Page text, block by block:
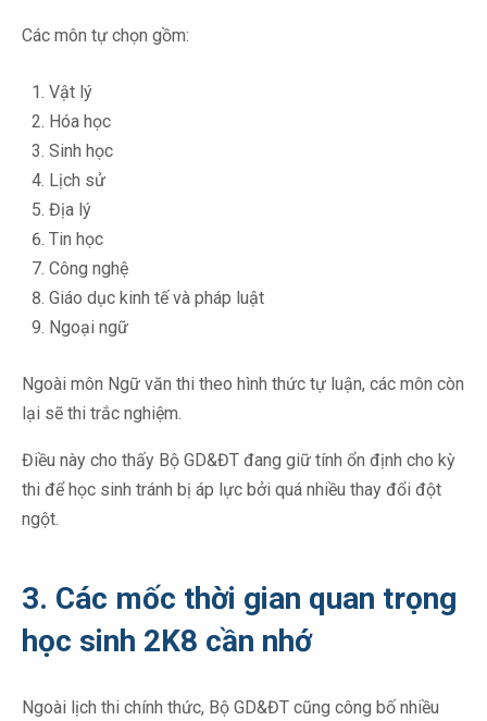
Các môn tự chọn gồm:
Vật lý
Hóa học
Sinh học
Lịch sử
Địa lý
Tin học
Công nghệ
Giáo dục kinh tế và pháp luật
Ngoại ngữ
Ngoài môn Ngữ văn thi theo hình thức tự luận, các môn còn
lại sẽ thi trắc nghiệm.
Điều này cho thấy Bộ GD&ĐT đang giữ tính ổn định cho kỳ
thi để học sinh tránh bị áp lực bởi quá nhiều thay đổi đột
ngột.
3. Các mốc thời gian quan trọng
học sinh 2K8 cần nhớ
Ngoài lịch thi chính thức, Bộ GD&ĐT cũng công bố nhiều